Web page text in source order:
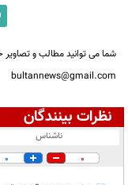
شما می توانید مطالب و تصاویر
bultannews@gmail.com
نظرات بینندگان
در انتظار بررسی:
ناشناس
0
0